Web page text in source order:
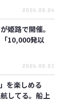
2026.08.04
姫路で開催。
10,000発以
2026.08.03
を楽しめる
してる。船上